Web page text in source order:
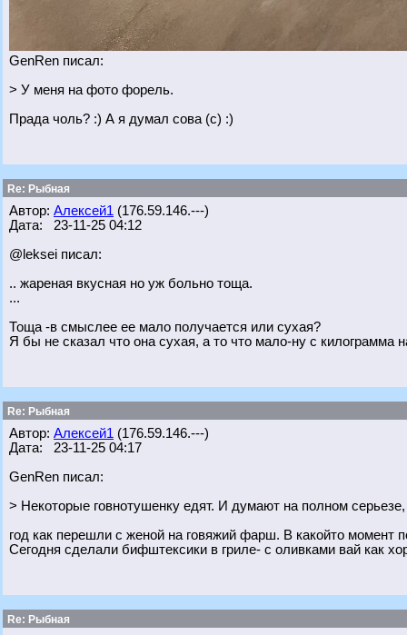
GenRen писал:
> У меня на фото форель.
Прада чоль? :) А я думал сова (с) :)
Re: Рыбная
Автор: Алексей1 (176.59.146.---)
Дата: 23-11-25 04:12
@leksei писал:
.. жареная вкусная но уж больно тоща.
...
Тоща -в смыслее ее мало получается или сухая?
Я бы не сказал что она сухая, а то что мало-ну с килограмма
Re: Рыбная
Автор: Алексей1 (176.59.146.---)
Дата: 23-11-25 04:17
GenRen писал:
> Некоторые говнотушенку едят. И думают на полном
год как перешли с женой на говяжий фарш. В какойто
Сегодня сделали бифштексики в гриле- с оливками вай как
Re: Рыбная